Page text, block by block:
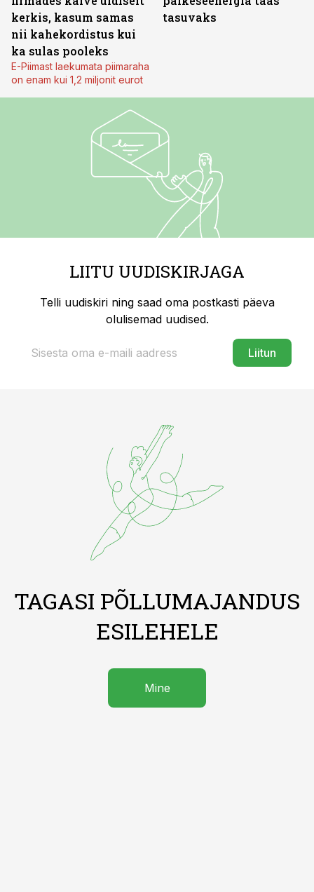
kerkis, kasum samas
nii kahekordistus kui
ka sulas pooleks
E-Piimast laekumata piimaraha
on enam kui 1,2 miljonit eurot
tasuvaks
LIITU UUDISKIRJAGA
Telli uudiskiri ning saad oma postkasti päeva
olulisemad uudised.
Liitun
TAGASI PÕLLUMAJANDUS
ESILEHELE
Mine